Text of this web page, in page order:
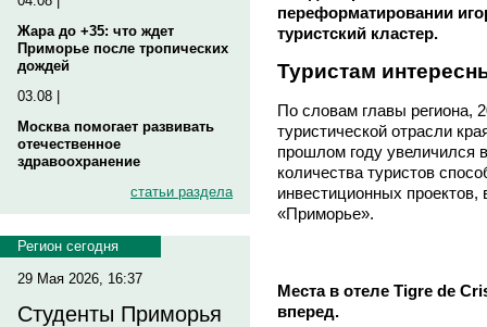
Жара до +35: что ждет
Приморье после тропических
дождей
03.08 |
Москва помогает развивать
отечественное
здравоохранение
статьи раздела
Регион сегодня
29 Мая 2026, 16:37
Студенты Приморья
переформатировании
туристский кластер.
Туристам
По словам главы региона,
туристической отрасли
прошлом году увеличился
количества туристов
инвестиционных проектов,
«Приморье».
Места в отеле Tigre de
вперед.